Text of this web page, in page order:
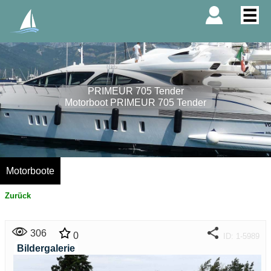
PRIMEUR 705 Tender
Motorboot PRIMEUR 705 Tender
Motorboote
Zurück
306 0 ID: 1-5989
Bildergalerie